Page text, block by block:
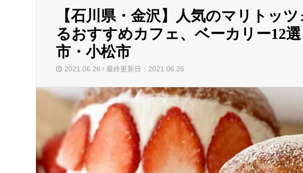
【石川県・金沢】人気のマリトッ
るおすすめカフェ、ベーカリー12
市・小松市
2021.06.26 / 最終更新日：2021.06.26